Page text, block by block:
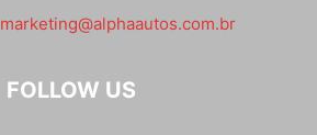
marketing@alphaautos.com.br
FOLLOW US